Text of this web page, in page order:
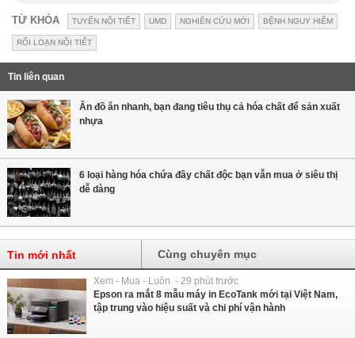
TỪ KHÓA TUYẾN NỘI TIẾT UMD NGHIÊN CỨU MỚI BỆNH NGUY HIỂM
RỐI LOẠN NỘI TIẾT
Tin liên quan
Ăn đồ ăn nhanh, bạn đang tiêu thụ cả hóa chất để sản xuất
nhựa
6 loại hàng hóa chứa đầy chất độc bạn vẫn mua ở siêu thị
dễ dàng
Tin mới nhất Cùng chuyên mục
Xem - Mua - Luôn - 29 phút trước
Epson ra mắt 8 mẫu máy in EcoTank mới tại Việt Nam,
tập trung vào hiệu suất và chi phí vận hành